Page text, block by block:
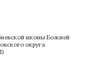
иконы Божией
округа